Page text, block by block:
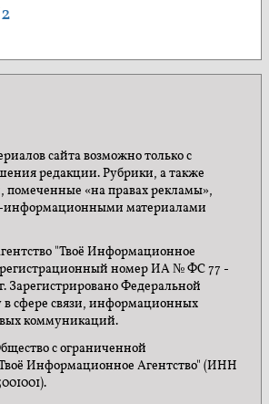
сайта возможно только с
редакции. Рубрики, а также
помеченные «на правах рекламы»,
информационными материалами
"Твоё Информационное
номер ИА № ФС 77 -
Зарегистрировано Федеральной
в сфере связи, информационных
коммуникаций.
с ограниченной
Информационное Агентство" (ИНН